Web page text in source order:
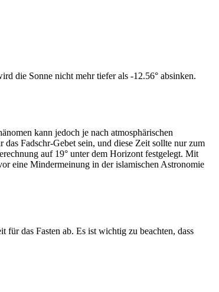
die Sonne nicht mehr tiefer als -12.56° absinken.
kann jedoch je nach atmosphärischen
Fadschr-Gebet sein, und diese Zeit sollte nur zum
auf 19° unter dem Horizont festgelegt. Mit
eine Mindermeinung in der islamischen Astronomie
für das Fasten ab. Es ist wichtig zu beachten, dass